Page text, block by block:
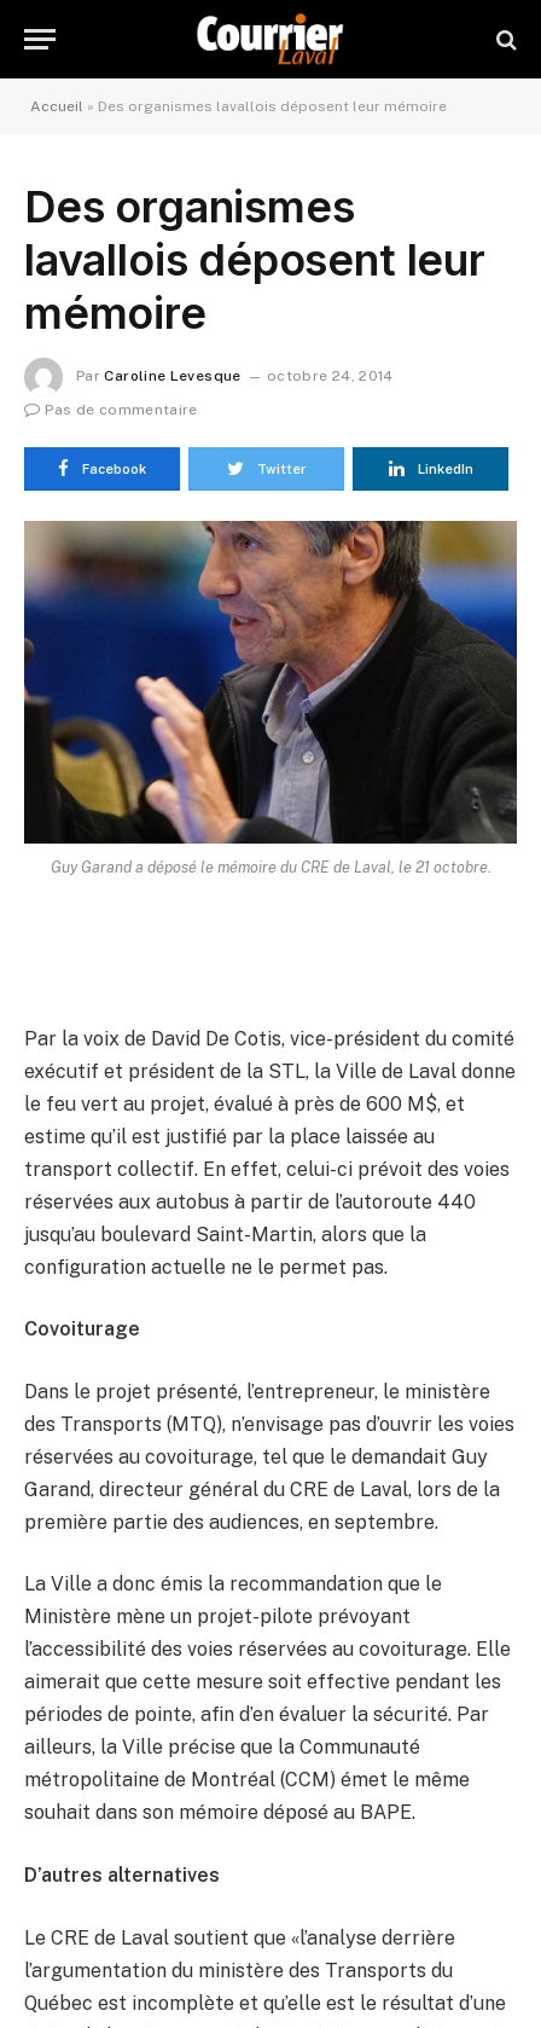
Accueil » Des organismes lavallois déposent leur mémoire
Des organismes
lavallois déposent leur
mémoire
Par Caroline Levesque
octobre 24, 2014
Pas de commentaire
Facebook Twitter LinkedIn
Guy Garand a déposé le mémoire du CRE de Laval, le 21 octobre.
Par la voix de David De Cotis, vice-président du comité
exécutif et président de la STL, la Ville de Laval donne
le feu vert au projet, évalué à près de 600 M$, et
estime qu’il est justifié par la place laissée au
transport collectif. En effet, celui-ci prévoit des voies
réservées aux autobus à partir de l’autoroute 440
jusqu’au boulevard Saint-Martin, alors que la
configuration actuelle ne le permet pas.
Covoiturage
Dans le projet présenté, l’entrepreneur, le ministère
des Transports (MTQ), n’envisage pas d’ouvrir les voies
réservées au covoiturage, tel que le demandait Guy
Garand, directeur général du CRE de Laval, lors de la
première partie des audiences, en septembre.
La Ville a donc émis la recommandation que le
Ministère mène un projet-pilote prévoyant
l’accessibilité des voies réservées au covoiturage. Elle
aimerait que cette mesure soit effective pendant les
périodes de pointe, afin d’en évaluer la sécurité. Par
ailleurs, la Ville précise que la Communauté
métropolitaine de Montréal (CCM) émet le même
souhait dans son mémoire déposé au BAPE.
D’autres alternatives
Le CRE de Laval soutient que «l’analyse derrière
l’argumentation du ministère des Transports du
Québec est incomplète et qu’elle est le résultat d’une